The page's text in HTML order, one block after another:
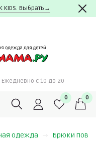
KIDS. Выбрать→
| Ежедневно c 10 до 20
0 0
одежда Брюки